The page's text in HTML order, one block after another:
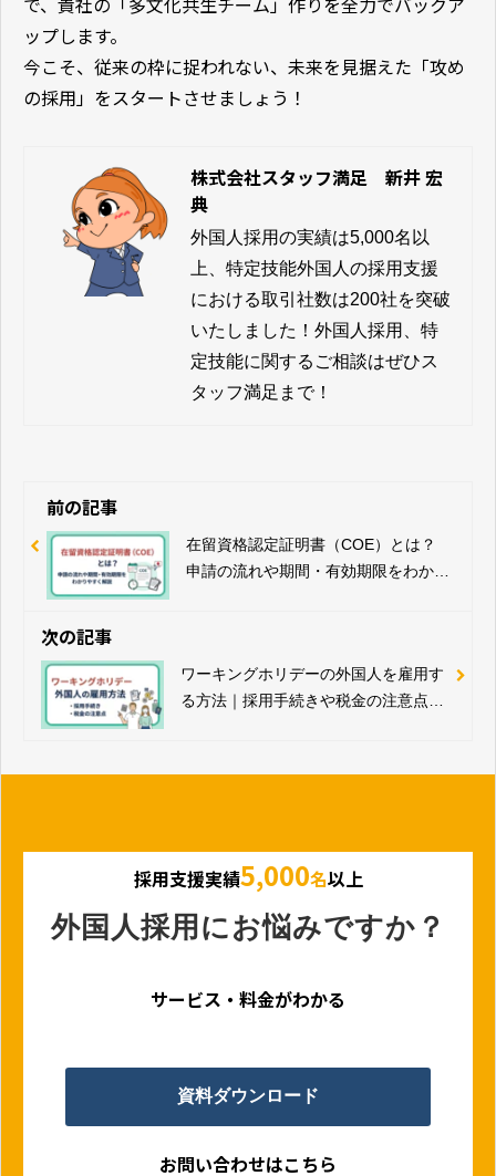
ップします。
今こそ、従来の枠に捉われない、未来を見据えた「攻め
の採用」をスタートさせましょう！
株式会社スタッフ満足 新井 宏
典
外国人採用の実績は5,000名以
上、特定技能外国人の採用支援
における取引社数は200社を突破
いたしました！外国人採用、特
定技能に関するご相談はぜひス
タッフ満足まで！
前の記事
在留資格認定証明書（COE）とは？
申請の流れや期間・有効期限をわかり
次の記事
ワーキングホリデーの外国人を雇用す
る方法｜採用手続きや税金の注意点を
採用支援実績5,000名以上
外国人採用にお悩みですか？
サービス・料金がわかる
資料ダウンロード
お問い合わせはこちら